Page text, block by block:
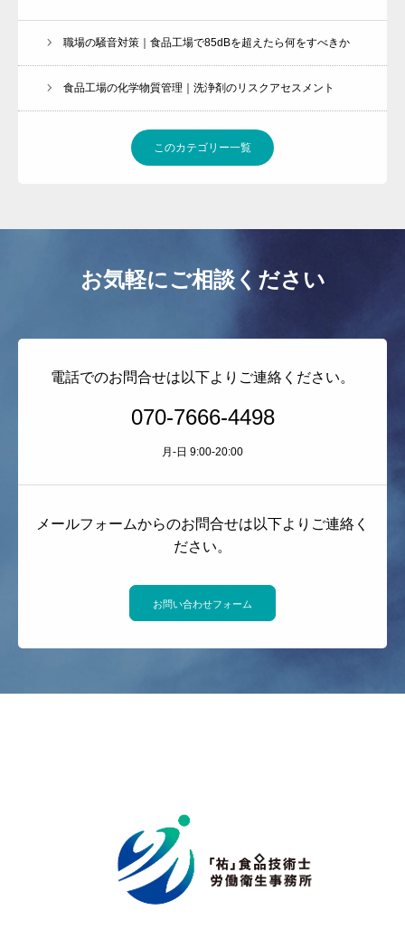
職場の騒音対策｜食品工場で85dBを超えたら何をすべきか
食品工場の化学物質管理｜洗浄剤のリスクアセスメント
このカテゴリー一覧
お気軽にご相談ください
電話でのお問合せは以下よりご連絡ください。
070-7666-4498
月-日 9:00-20:00
メールフォームからのお問合せは以下よりご連絡く
ださい。
お問い合わせフォーム
お客様の声
プライバシーポリシー
よくある質問